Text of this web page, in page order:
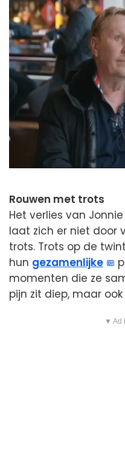
Rouwen met trots
Het verlies van
laat zich er niet door
trots. Trots op de
hun gezamenlijke
momenten die ze
pijn zit diep, maar
▼ Ad